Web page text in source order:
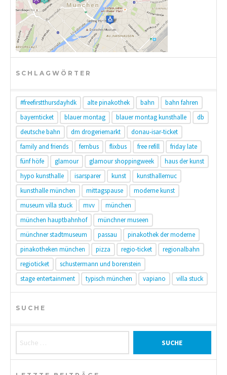
SCHLAGWÖRTER
#freefirstthursdayhdk alte pinakothek bahn
bahn fahren
bayernticket
blauer montag blauer montag kunsthalle
db
deutsche bahn
dm drogeriemarkt
donau-isar-ticket
family and friends
fernbus flixbus free refill
friday late
fünf höfe
glamour glamour shoppingweek
haus der kunst
hypo kunsthalle
isarsparer kunst
kunsthallemuc
kunsthalle münchen
mittagspause
moderne kunst
museum villa stuck
mvv
münchen
münchen hauptbahnhof
münchner museen
münchner stadtmuseum
passau
pinakothek der moderne
pinakotheken münchen
pizza regio-ticket
regionalbahn
regioticket
schustermann und borenstein
stage entertainment
typisch münchen vapiano villa stuck
SUCHE